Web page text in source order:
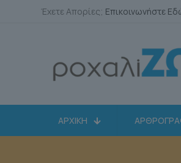
Έχετε Απορίες; Επικοινωνήστε
ΑΡΧΙΚΗ